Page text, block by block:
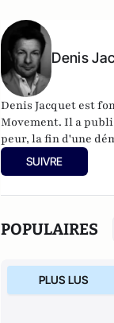
Denis
Denis Jacquet est
Movement. Il a
peur, la fin d'une
Eyrolles.
SUIVRE
POPULAIRES
PLUS LUS